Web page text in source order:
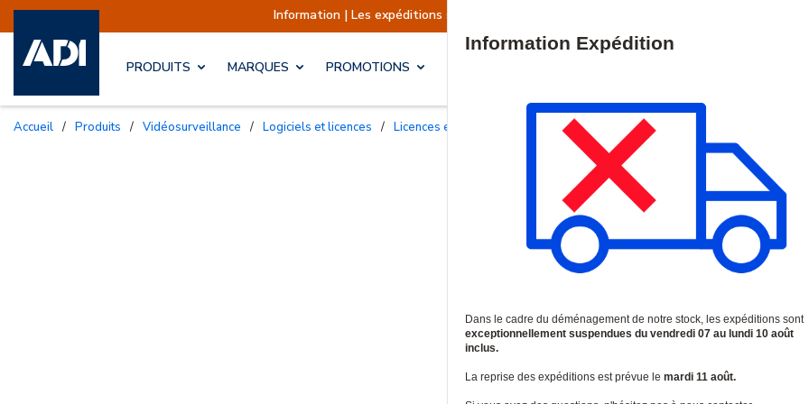
Information | Les expéditions sont actuellement suspendues Reprise prévue le
PRODUITS MARQUES PROMOTIONS
Accueil / Produits / Vidéosurveillance / Logiciels et licences / Licences et garanties